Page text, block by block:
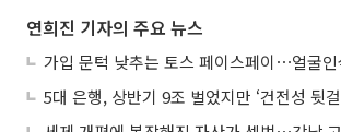
연희진 기자의 주요 뉴스